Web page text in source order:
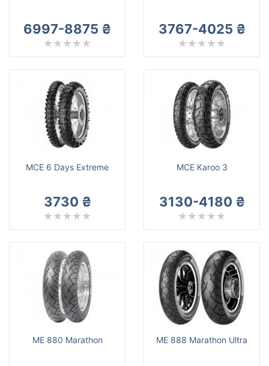
6997-8875 ₴ 3767-4025 ₴
MCE 6 Days Extreme
3730 ₴
MCE Karoo 3
3130-4180 ₴
ME 880 Marathon ME 888 Marathon Ultra